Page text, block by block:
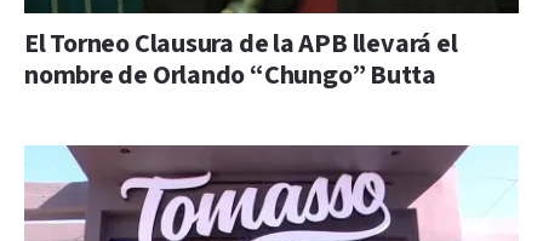
El Torneo Clausura de la APB llevará el
nombre de Orlando “Chungo” Butta